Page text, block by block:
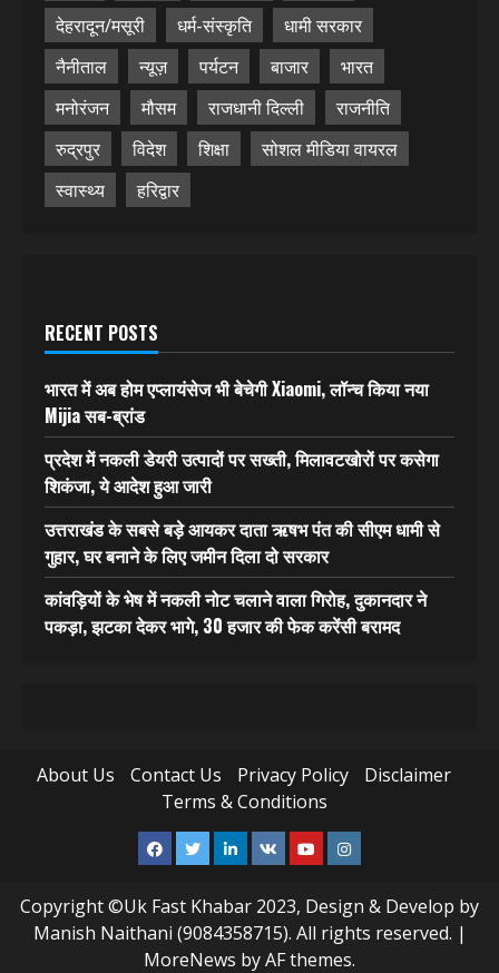
देहरादून/मसूरी
धर्म-संस्कृति
धामी सरकार
नैनीताल
न्यूज़ पर्यटन बाजार
भारत
मनोरंजन
मौसम राजधानी दिल्ली
राजनीति
रुद्रपुर
विदेश शिक्षा
सोशल मीडिया वायरल
स्वास्थ्य
हरिद्वार
RECENT POSTS
भारत में अब होम एप्लायंसेज भी बेचेगी Xiaomi, लॉन्च किया नया
Mijia सब-ब्रांड
प्रदेश में नकली डेयरी उत्पादों पर सख्ती, मिलावटखोरों पर कसेगा
शिकंजा, ये आदेश हुआ जारी
उत्तराखंड के सबसे बड़े आयकर दाता ऋषभ पंत की सीएम धामी से
गुहार, घर बनाने के लिए जमीन दिला दो सरकार
कांवड़ियों के भेष में नकली नोट चलाने वाला गिरोह, दुकानदार ने
पकड़ा, झटका देकर भागे, 30 हजार की फेक करेंसी बरामद
About Us Contact Us Privacy Policy
Disclaimer
Terms & Conditions
Facebook
TwitterLinkedin
VK YoutubeInstagram
Copyright ©Uk Fast Khabar 2023, Design & Develop by
Manish Naithani (9084358715). All rights reserved. |
MoreNews by AF themes.